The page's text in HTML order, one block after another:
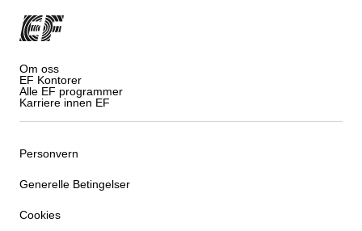
Om oss
EF Kontorer
Alle EF programmer
Karriere innen EF
Personvern
Generelle Betingelser
Cookies